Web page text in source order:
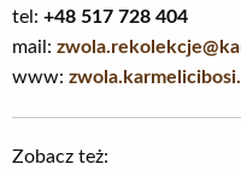
tel: +48 517 728 404
mail:
www:
Zobacz też: